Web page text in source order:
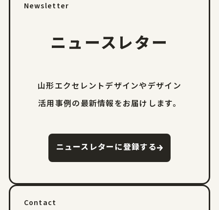
Newsletter
ニュースレター
山形エクセレントデザインやデザイン
活用事例の最新情報をお届けします。
ニュースレターに登録する
Contact